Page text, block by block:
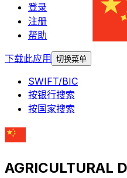
登录
注册
帮助
下载此应用
切换菜单
SWIFT/BIC
按银行搜索
按国家搜索
AGRICULTURAL